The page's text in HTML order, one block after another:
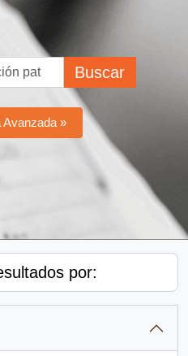
Buscar
Avanzada »
por: